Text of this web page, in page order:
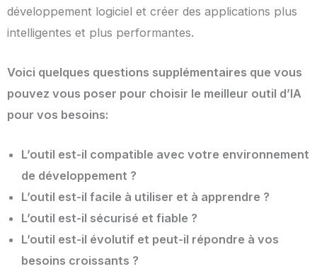
développement logiciel et créer des applications plus
intelligentes et plus performantes.
Voici quelques questions supplémentaires que vous
pouvez vous poser pour choisir le meilleur outil d’IA
pour vos besoins:
L’outil est-il compatible avec votre environnement
de développement ?
L’outil est-il facile à utiliser et à apprendre ?
L’outil est-il sécurisé et fiable ?
L’outil est-il évolutif et peut-il répondre à vos
besoins croissants ?